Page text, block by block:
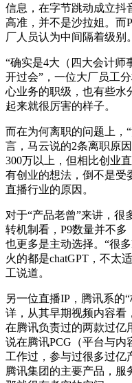
信息，在字节跳动成立抖
高准，并不是沙拉姐。而
厂人员认为中间隔着级别。
“确实是4大（四大会计师
开过会”，一位大厂员工
心业务的职级，也有些水
起来就很厉害的样子。
而在为何离职的问题上，
言，马云说的2条离职原
300万以上，但相比创业
有创业的想法，倒不是受
直播行业的原因。
对于“产品老曾”来讲，很
转机制看，P9数量并不多
也更多是主动选择。“很
火的都是chatGPT，不太
工说道。
另一位直播IP，腾讯系的
详，从其早期视频内容看
在腾讯负责过的两款过亿
说在腾讯PCG（平台与
工作过，参与过很多过亿
腾讯集团的主要产品，服